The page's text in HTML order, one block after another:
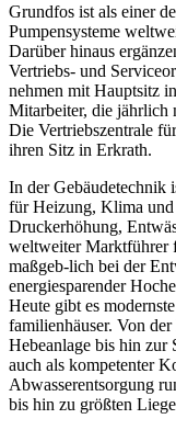
Grundfos ist als einer
Pumpensysteme
Darüber hinaus
Vertriebs- und
nehmen mit Hauptsitz
Mitarbeiter, die jährlich
Die Vertriebszentrale
ihren Sitz in Erkrath.
In der Gebäudetechnik
für Heizung, Klima und
Druckerhöhung,
weltweiter Marktführer
maßgeb-lich bei der
energiesparender
Heute gibt es
familienhäuser. Von
Hebeanlage bis hin zur
auch als kompetenter
Abwasserentsorgung
bis hin zu größten